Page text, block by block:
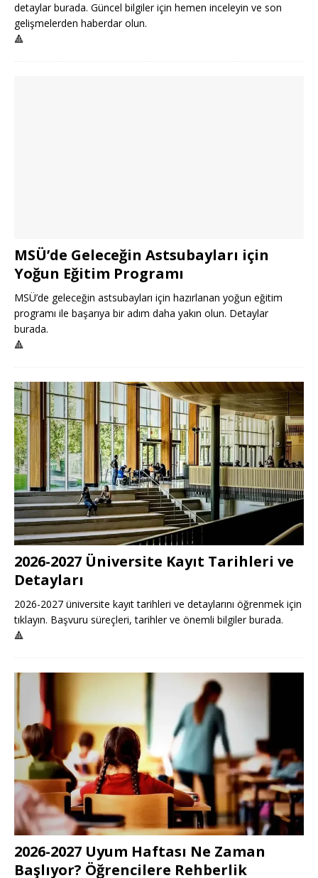
detaylar burada. Güncel bilgiler için hemen inceleyin ve son
gelişmelerden haberdar olun.
🔺
MSÜ’de Geleceğin Astsubayları için
Yoğun Eğitim Programı
MSÜ’de geleceğin astsubayları için hazırlanan yoğun eğitim
programı ile başarıya bir adım daha yakın olun. Detaylar
burada.
🔺
2026-2027 Üniversite Kayıt Tarihleri ve
Detayları
2026-2027 üniversite kayıt tarihleri ve detaylarını öğrenmek için
tıklayın. Başvuru süreçleri, tarihler ve önemli bilgiler burada.
🔺
2026-2027 Uyum Haftası Ne Zaman
Başlıyor? Öğrencilere Rehberlik